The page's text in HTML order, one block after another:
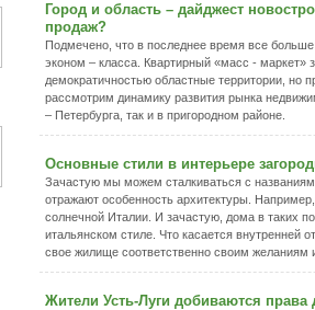
Город и область – дайджест
продаж?
Подмечено, что в последнее время все
эконом – класса. Квартирный «масс - маркет»
демократичностью областные территории, но
рассмотрим динамику развития рынка
– Петербурга, так и в пригородном районе.
Основные стили в интерьере
Зачастую мы можем сталкиваться с
отражают особенность архитектуры.
солнечной Италии. И зачастую, дома в таких
итальянском стиле. Что касается внутренней
свое жилище соответственно своим желаниям
Жители Усть-Луги добиваются права